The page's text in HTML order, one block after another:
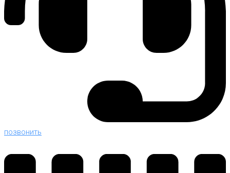
позвонить